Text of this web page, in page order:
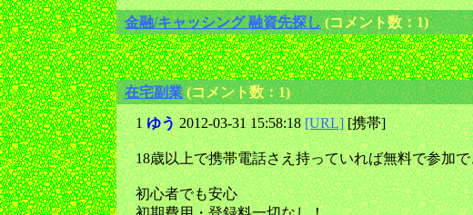
金融/キャッシング 融資先探し(コメント数：1)
在宅副業(コメント数：1)
1ゆう2012-03-31 15:58:18[URL][携帯]
18歳以上で携帯電話さえ持っていれば無料で参加
初心者でも安心